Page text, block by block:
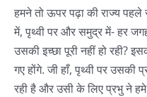
हमने तो ऊपर पढ़ा की राज्य
में, पृथ्वी पर और समुद्र में- हर
उसकी इच्छा पूरी नहीं हो रही?
गए होंगे. जी हाँ, पृथ्वी पर उसकी
रही है और उसी के लिए प्रभु ने हमे